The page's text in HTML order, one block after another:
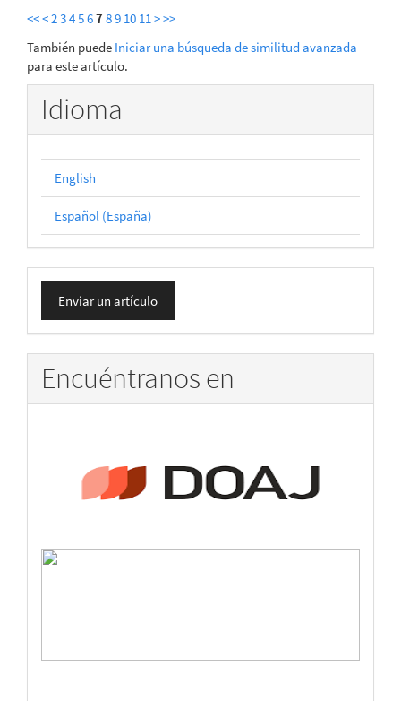
<<<234567 89 10 11>>>
También puede Iniciar una búsqueda de similitud avanzada
para este artículo.
Idioma
English
Español (España)
Enviar
un
artículo
Enviar un artículo
Encuéntranos en